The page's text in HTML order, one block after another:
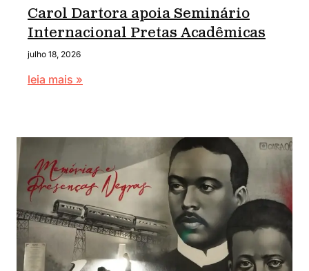
Carol Dartora apoia Seminário
Internacional Pretas Acadêmicas
julho 18, 2026
leia mais »